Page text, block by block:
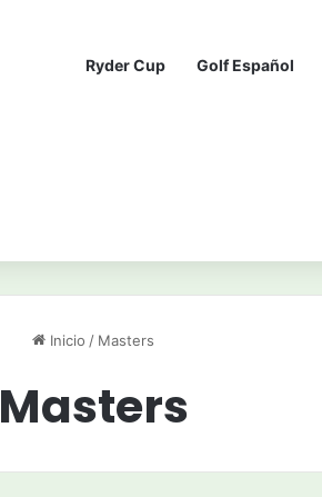
Ryder Cup Golf Español
Inicio / Masters
Masters